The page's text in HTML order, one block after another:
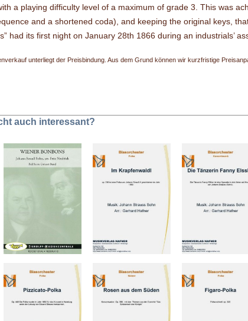
a playing difficulty level of a maximum of grade 3. This was
and a shortened coda), and keeping the original keys,
had its first night on January 28th 1866 during an industrials’
unterliegt der Preisbindung. Aus dem Grund können wir kurzfristige
auch interessant?